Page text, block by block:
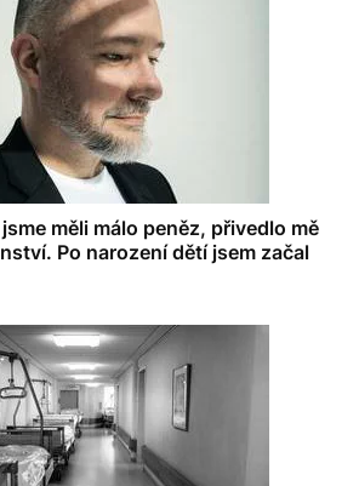
měli málo peněz, přivedlo mě
Po narození dětí jsem začal